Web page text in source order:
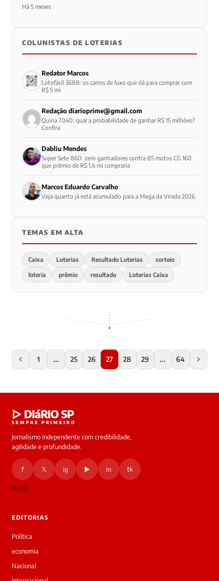
Há 5 meses
COLUNISTAS DE LOTERIAS
Redator Marcos
Lotofácil 3688: os carros de luxo que dá para comprar com
R$ 5 mi
Redaçãodiarioprime@gmail.com
Quina 7040: qual a probabilidade de ganhar R$ 15 milhões?
Confira
Dabliu Mendes
Super Sete 860: zero ganhadores contra 85 motos CG 160
que prêmio de R$ 1,6 mi compraria
Marcos Eduardo Carvalho
Veja quanto já está acumulado para a Mega da Virada 2026
TEMAS EM ALTA
Caixa Loterias Resultado Loterias sorteio
loteria prêmio resultado Loterias Caixa
1 ... 25 26 27 28 29 ... 64
▷ DIáRIO SP
SEMPRE PRIMEIRO
Jornalismo independente com credibilidade,
agilidade e profundidade.
f 𝕏 ig ▶ in tk
RSS
EDITORIAS
Política
economia
Nacional